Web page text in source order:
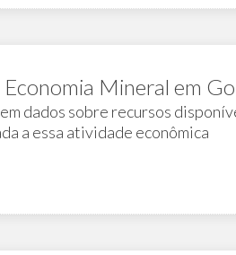
Mineral em
dados sobre recursos
a essa atividade econômica